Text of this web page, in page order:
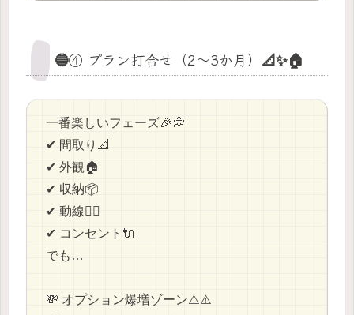
🔵④ プラン打合せ（2〜3か月）📐✨🏠
一番楽しいフェーズ🎉💭
✔ 間取り📐
✔ 外観🏠
✔ 収納📦
✔ 動線🚶‍♂️
✔ コンセント🔌
でも…
💸 オプション爆増ゾーン⚠️⚠️